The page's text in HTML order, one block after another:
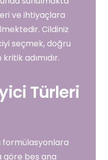
ve ihtiyaçlara
Cildiniz
seçmek, doğru
adımıdır.
Türleri
formülasyonlara
göre beş ana